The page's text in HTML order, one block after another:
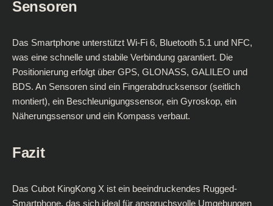
Sensoren
Das Smartphone unterstützt Wi-Fi 6, Bluetooth 5.1 und NFC,
was eine schnelle und stabile Verbindung garantiert. Die
Positionierung erfolgt über GPS, GLONASS, GALILEO und
BDS. An Sensoren sind ein Fingerabdrucksensor (seitlich
montiert), ein Beschleunigungssensor, ein Gyroskop, ein
Näherungssensor und ein Kompass verbaut.
Fazit
Das Cubot KingKong X ist ein beeindruckendes Rugged-
Smartphone, das sich ideal für anspruchsvolle Umgebungen